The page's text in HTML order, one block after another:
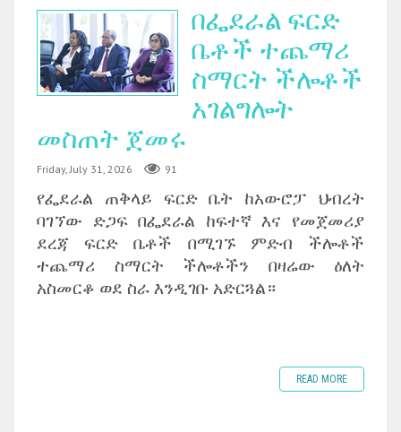
በፌደራል ፍርድ
ቤቶች ተጨማሪ
ስማርት ችሎቶች
አገልግሎት
መስጠት ጀመሩ
Friday, July 31, 2026 91
የፌደራል ጠቅላይ ፍርድ ቤት ከአውሮፓ ህብረት
ባገኘው ድጋፍ በፌደራል ከፍተኛ እና የመጀመሪያ
ደረጃ ፍርድ ቤቶች በሚገኙ ምድብ ችሎቶች
ተጨማሪ ስማርት ችሎቶችን በዛሬው ዕለት
አስመርቆ ወደ ስራ እንዲገቡ አድርጓል።
READ MORE